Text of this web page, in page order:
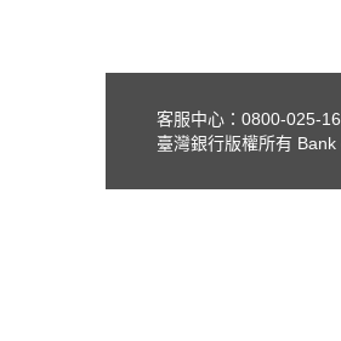
客服中心：0800-025-
臺灣銀行版權所有